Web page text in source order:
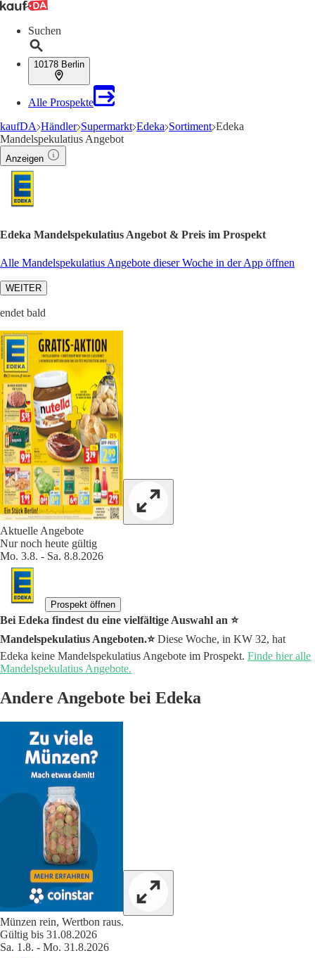
Suchen
10178 Berlin
Alle Prospekte
kaufDA Händler Supermarkt Edeka Sortiment Edeka
Mandelspekulatius Angebot
Anzeigen
Edeka Mandelspekulatius Angebot & Preis im Prospekt
Alle Mandelspekulatius Angebote dieser Woche in der App öffnen
WEITER
endet bald
Aktuelle Angebote
Nur noch heute gültig
Mo. 3.8. - Sa. 8.8.2026
Prospekt öffnen
Bei Edeka findest du eine vielfältige Auswahl an ⭐️
Mandelspekulatius Angeboten.⭐️Diese Woche, in KW 32, hat
Edeka keine Mandelspekulatius Angebote im Prospekt. Finde hier alle
Mandelspekulatius Angebote.
Andere Angebote bei Edeka
Münzen rein, Wertbon raus.
Gültig bis 31.08.2026
Sa. 1.8. - Mo. 31.8.2026